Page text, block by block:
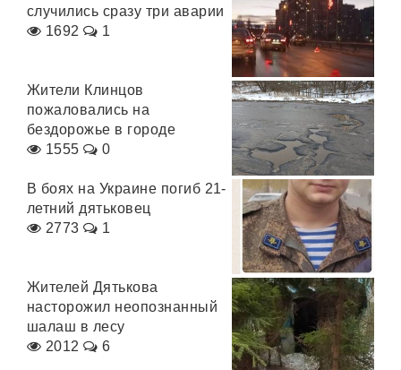
случились сразу три аварии
1692
1
Жители Клинцов
пожаловались на
бездорожье в городе
1555
0
В боях на Украине погиб 21-
летний дятьковец
2773
1
Жителей Дятькова
насторожил неопознанный
шалаш в лесу
2012
6